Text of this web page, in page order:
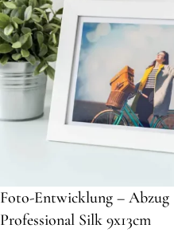
Foto-Entwicklung – Abzug
Professional Silk 9x13cm